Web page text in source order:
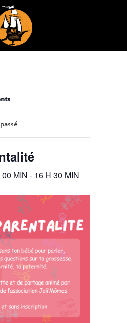
MIN - 16 H 30 MIN